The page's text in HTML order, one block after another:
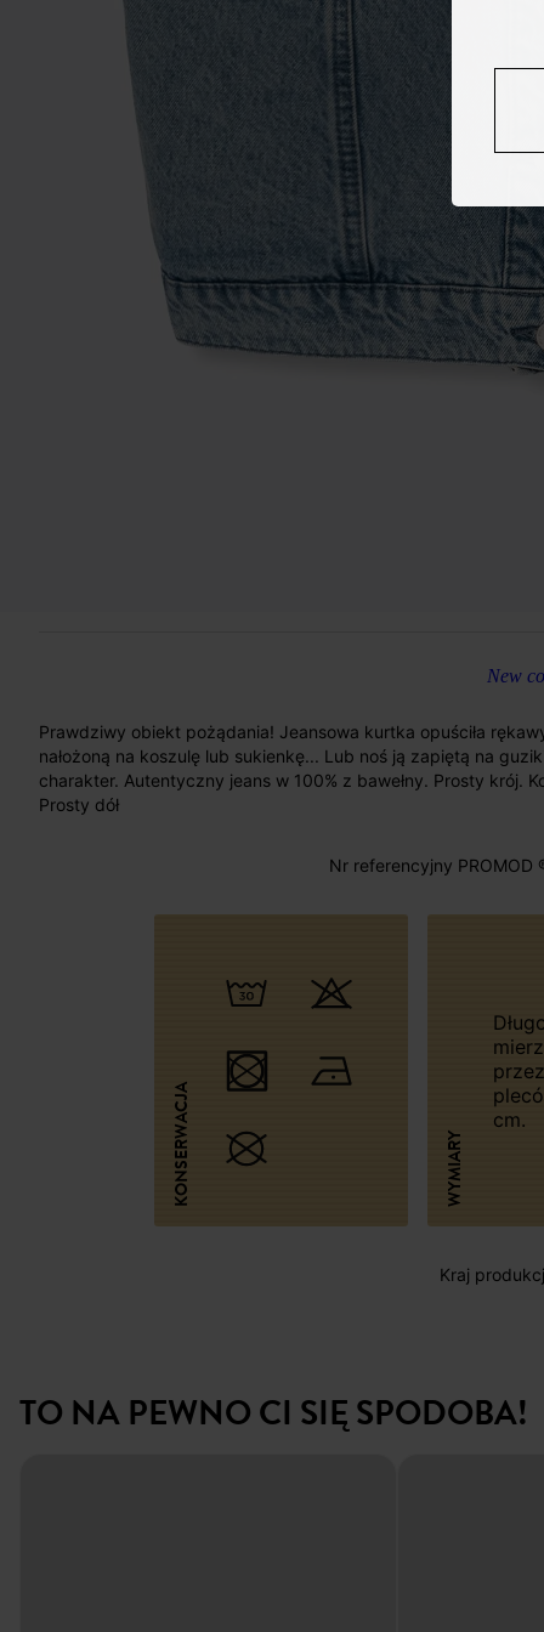
New
Prawdziwy obiekt pożądania! Jeansowa kurtka opuściła
nałożoną na koszulę lub sukienkę... Lub noś ją zapiętą na
charakter. Autentyczny jeans w 100% z bawełny. Prosty krój.
Prosty dół
Nr referencyjny
KONSERWACJA WYMIARY
Długość
cm.
Kraj
TO NA PEWNO CI SIĘ SPODOBA!